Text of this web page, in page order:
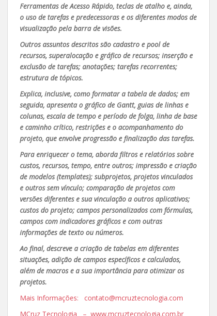
Ferramentas de Acesso Rápido, teclas de atalho e, ainda,
o uso de tarefas e predecessoras e os diferentes modos de
visualização pela barra de visões.
Outros assuntos descritos são cadastro e pool de
recursos, superalocação e gráfico de recursos; inserção e
exclusão de tarefas; anotações; tarefas recorrentes;
estrutura de tópicos.
Explica, inclusive, como formatar a tabela de dados; em
seguida, apresenta o gráfico de Gantt, guias de linhas e
colunas, escala de tempo e período de folga, linha de base
e caminho crítico, restrições e o acompanhamento do
projeto, que envolve progressão e finalização das tarefas.
Para enriquecer o tema, aborda filtros e relatórios sobre
custos, recursos, tempo, entre outros; impressão e criação
de modelos (templates); subprojetos, projetos vinculados
e outros sem vínculo; comparação de projetos com
versões diferentes e sua vinculação a outros aplicativos;
custos do projeto; campos personalizados com fórmulas,
campos com indicadores gráficos e com outras
informações de texto ou números.
Ao final, descreve a criação de tabelas em diferentes
situações, adição de campos específicos e calculados,
além de macros e a sua importância para otimizar os
projetos.
Mais Informações: contato@mcruztecnologia.com
MCruz Tecnologia – www.mcruztecnologia.com.br